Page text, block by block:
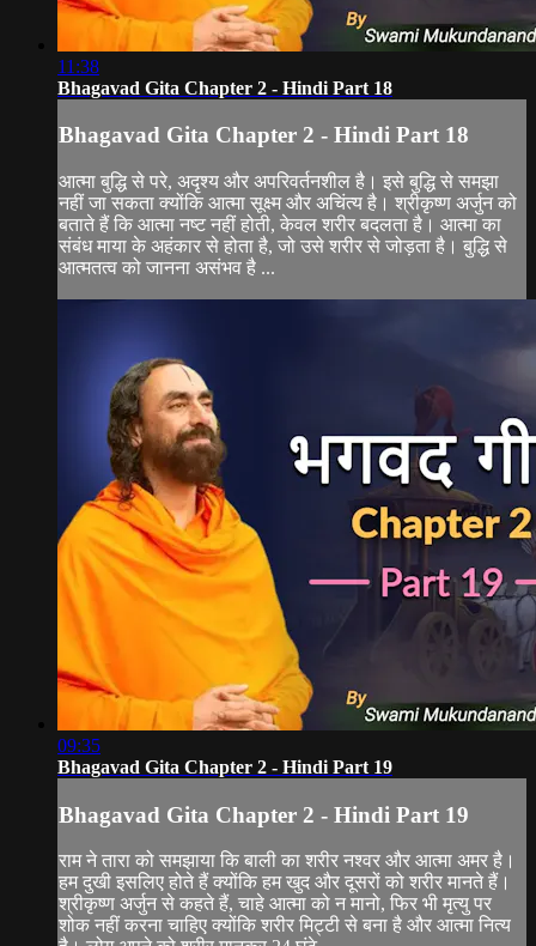
11:38
Bhagavad Gita Chapter 2 - Hindi Part 18
Bhagavad Gita Chapter 2 - Hindi Part 18
आत्मा बुद्धि से परे, अदृश्य और अपरिवर्तनशील है। इसे बुद्धि से समझा
नहीं जा सकता क्योंकि आत्मा सूक्ष्म और अचिंत्य है। श्रीकृष्ण अर्जुन को
बताते हैं कि आत्मा नष्ट नहीं होती, केवल शरीर बदलता है। आत्मा का
संबंध माया के अहंकार से होता है, जो उसे शरीर से जोड़ता है। बुद्धि से
आत्मतत्व को जानना असंभव है ...
09:35
Bhagavad Gita Chapter 2 - Hindi Part 19
Bhagavad Gita Chapter 2 - Hindi Part 19
राम ने तारा को समझाया कि बाली का शरीर नश्वर और आत्मा अमर है।
हम दुखी इसलिए होते हैं क्योंकि हम खुद और दूसरों को शरीर मानते हैं।
श्रीकृष्ण अर्जुन से कहते हैं, चाहे आत्मा को न मानो, फिर भी मृत्यु पर
शोक नहीं करना चाहिए क्योंकि शरीर मिट्टी से बना है और आत्मा नित्य